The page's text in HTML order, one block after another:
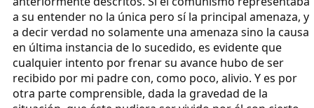
a su entender no la única pero sí la principal amenaza, y
a decir verdad no solamente una amenaza sino la causa
en última instancia de lo sucedido, es evidente que
cualquier intento por frenar su avance hubo de ser
recibido por mi padre con, como poco, alivio. Y es por
otra parte comprensible, dada la gravedad de la